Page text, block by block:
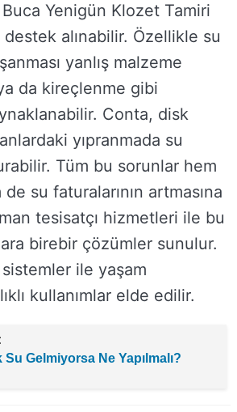
Yenigün Klozet Tamiri
alınabilir. Özellikle su
yanlış malzeme
da kireçlenme gibi
Conta, disk
yıpranmada su
Tüm bu sorunlar hem
su faturalarının artmasına
tesisatçı hizmetleri ile bu
birebir çözümler sunulur.
sistemler ile yaşam
kullanımlar elde edilir.
Su Gelmiyorsa Ne Yapılmalı?